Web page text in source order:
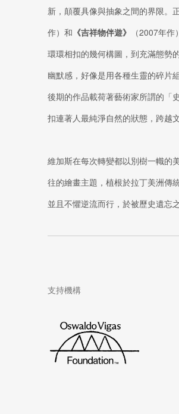
新，顛覆具像與抽象之間的界限。
作）和 《吉祥物伴遊》
（2007年
環環相扣的幾何構圖，到充滿態勢
幽默感，好像是用各種生靈的碎片
後期的作品載荷著藝術家所謂的「
扣連著人最純淨自然的狀態，跨越
維加斯在每次轉變都以別樹一幟的
往的繪畫主題，植根於拉丁美洲傳
並且不懼逆流而行，於被歷史遺忘
支持機構